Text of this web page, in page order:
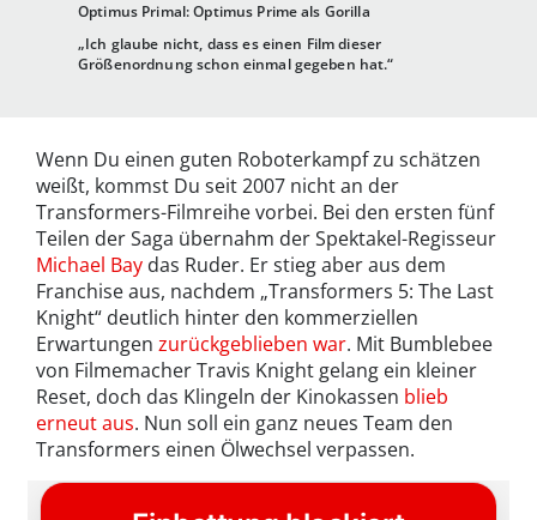
Optimus Primal: Optimus Prime als Gorilla
„Ich glaube nicht, dass es einen Film dieser
Größenordnung schon einmal gegeben hat.“
Wenn Du einen guten Roboterkampf zu schätzen
weißt, kommst Du seit 2007 nicht an der
Transformers-Filmreihe vorbei. Bei den ersten fünf
Teilen der Saga übernahm der Spektakel-Regisseur
Michael Bay das Ruder. Er stieg aber aus dem
Franchise aus, nachdem „Transformers 5: The Last
Knight“ deutlich hinter den kommerziellen
Erwartungen zurückgeblieben war. Mit Bumblebee
von Filmemacher Travis Knight gelang ein kleiner
Reset, doch das Klingeln der Kinokassen blieb
erneut aus. Nun soll ein ganz neues Team den
Transformers einen Ölwechsel verpassen.